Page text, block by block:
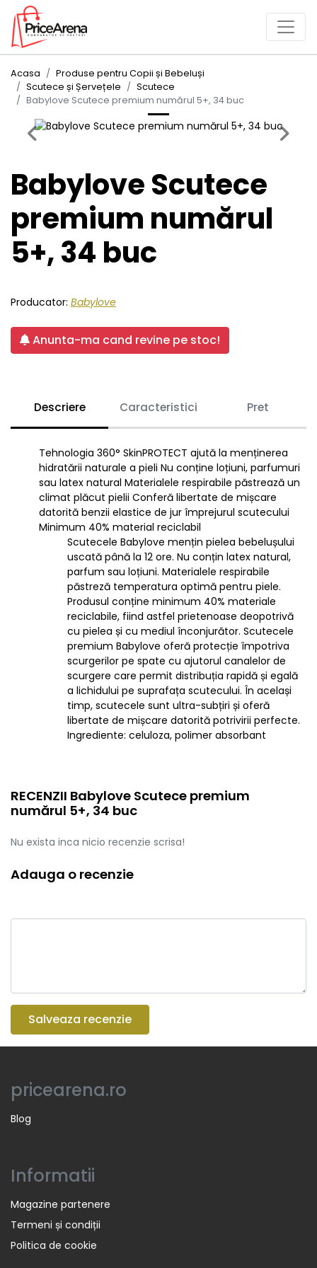
Acasa
Produse pentru Copii și Bebeluși
Scutece și Șervețele
Scutece
Babylove Scutece premium numărul 5+, 34 buc
Previous Next
Babylove Scutece
premium numărul
5+, 34 buc
Producator: Babylove
Anunta-ma cand revine pe stoc!
Descriere Caracteristici Pret
Tehnologia 360° SkinPROTECT ajută la menținerea
hidratării naturale a pieli Nu conține loțiuni, parfumuri
sau latex natural Materialele respirabile păstrează un
climat plăcut pielii Conferă libertate de mișcare
datorită benzii elastice de jur împrejurul scutecului
Minimum 40% material reciclabil
Scutecele Babylove mențin pielea bebelușului
uscată până la 12 ore. Nu conțin latex natural,
parfum sau loțiuni. Materialele respirabile
păstreză temperatura optimă pentru piele.
Produsul conține minimum 40% materiale
reciclabile, fiind astfel prietenoase deopotrivă
cu pielea și cu mediul înconjurător. Scutecele
premium Babylove oferă protecție împotriva
scurgerilor pe spate cu ajutorul canalelor de
scurgere care permit distribuția rapidă și egală
a lichidului pe suprafața scutecului. În același
timp, scutecele sunt ultra-subțiri și oferă
libertate de mișcare datorită potrivirii perfecte.
Ingrediente: celuloza, polimer absorbant
RECENZII Babylove Scutece premium
numărul 5+, 34 buc
Nu exista inca nicio recenzie scrisa!
Adauga o recenzie
Salveaza recenzie
pricearena.ro
Blog
Informatii
Magazine partenere
Termeni și condiții
Politica de cookie